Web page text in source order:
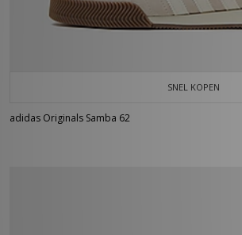
SNEL KOPEN
adidas Originals Samba 62